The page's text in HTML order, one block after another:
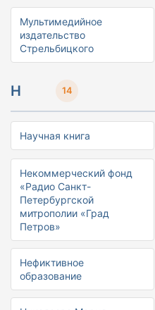
Мультимедийное
издательство
Стрельбицкого
Н 14
Научная книга
Некоммерческий фонд
«Радио Санкт-
Петербургской
митрополии «Град
Петров»
Нефиктивное
образование